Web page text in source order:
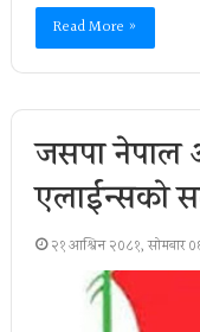
Read More »
जसपा नेपाल
एलाईन्सको
२१ आश्विन २०८१, सोमबार